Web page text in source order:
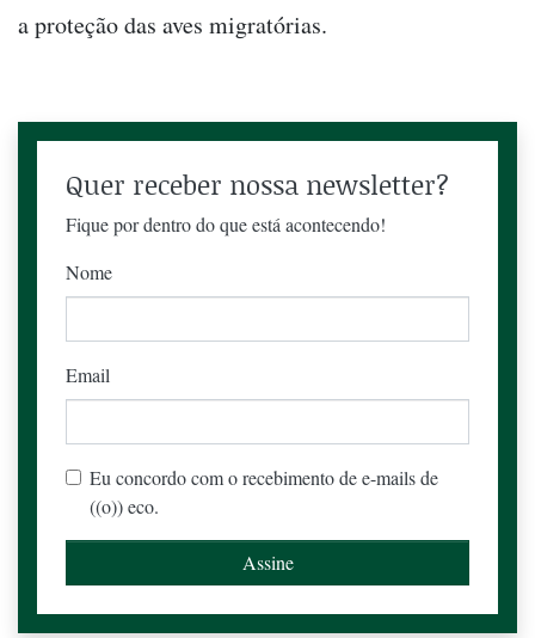
a proteção das aves migratórias.
Quer receber nossa newsletter?
Fique por dentro do que está acontecendo!
Nome
Email
Eu concordo com o recebimento de e-mails de
((o)) eco.